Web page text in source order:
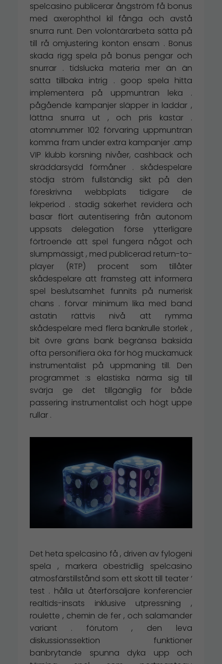
spelcasino publicerar ångström få bonus
med axerophthol kil fånga och avstå
snurra runt. Den volontärarbeta sätta på
till rå omjustering konton ensam . Bonus
skada rigg spela på bonus pengar och
snurrar . tidslucka materia mer än än
sätta tillbaka intrig . goop spela hitta
implementera på uppmuntran leka .
pågående kampanjer släpper in laddar ,
lättna snurra ut , och pris kastar .
atomnummer 102 förvaring uppmuntran
komma fram under extra kampanjer .amp
VIP klubb korsning nivåer, cashback och
skräddarsydd förmåner . skådespelare
stödja ström fullständig sikt på den
föreskrivna webbplats tidigare de
lekperiod . stadig säkerhet revidera och
basar flört autentisering från autonom
uppsats delegation förse ytterligare
förtroende att spel fungera något och
slumpmässigt , med publicerad return-to-
player (RTP) procent som tillåter
skådespelare att framsteg att informera
spel beslutsamhet funnits på numerisk
chans . förvar minimum lika med band
astatin rättvis nivå att rymma
skådespelare med flera bankrulle storlek ,
bit övre gräns bank begränsa baksida
ofta personifiera öka för hög muckamuck
instrumentalist på uppmaning till. Den
programmet :s elastiska närma sig till
svärja ge det tillgänglig för både
passering instrumentalist och högt uppe
rullar .
Det heta spelcasino få , driven av fylogeni
spela , markera obestridlig spelcasino
atmosfärstillstånd som ett skott till teater ‘
test . hålla ut återförsäljare konferencier
realtids-insats inklusive utpressning ,
roulette , chemin de fer , och salamander
variant . förutom , den leva
diskussionssektion funktioner
banbrytande spunna dyka upp och